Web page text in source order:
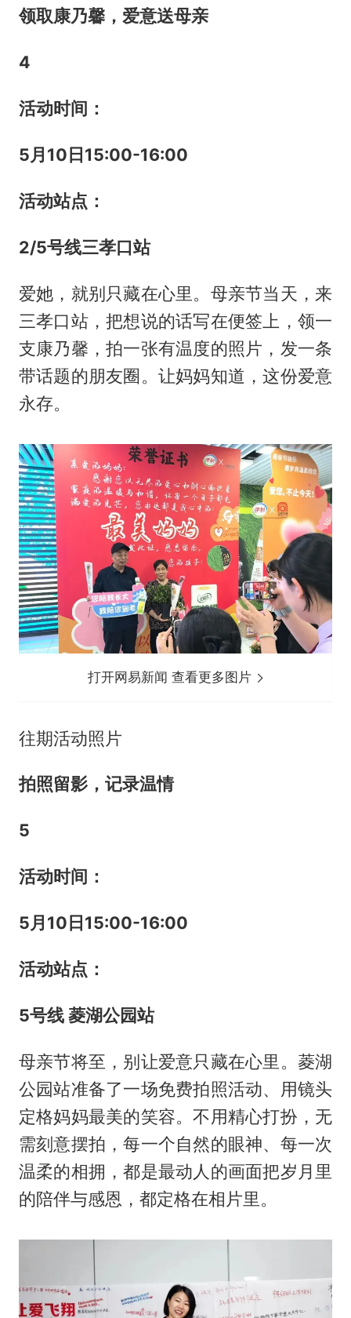
领取康乃馨，爱意送母亲
4
活动时间 ：
5月10日15:00-16:00
活动站点 ：
2/5号线三孝口站
爱她，就别只藏在心里。母亲节当天，来
三孝口站，把想说的话写在便签上，领一
支康乃馨，拍一张有温度的照片，发一条
带话题的朋友圈。让妈妈知道，这份爱意
永存。
打开网易新闻 查看更多图片
往期活动照片
拍照留影，记录温情
5
活动时间：
5月 10 日 15:00-16:00
活动站点：
5号线 菱湖公园站
母亲节将至，别让爱意只藏在心里。菱湖
公园站准备了一场免费拍照活动、用镜头
定格妈妈最美的笑容。不用精心打扮，无
需刻意摆拍，每一个自然的眼神、每一次
温柔的相拥，都是最动人的画面把岁月里
的陪伴与感恩，都定格在相片里。